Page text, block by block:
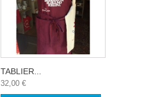
TABLIER...
32,00 €